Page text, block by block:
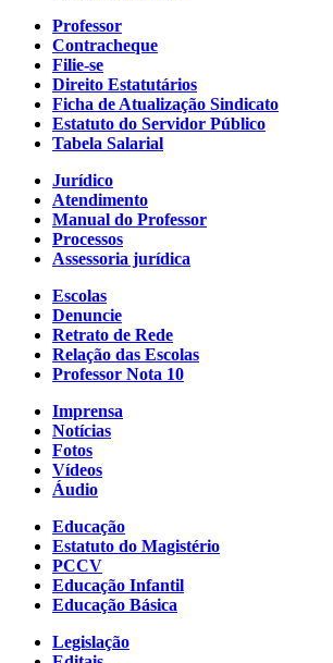
Professor
Contracheque
Filie-se
Direito Estatutários
Ficha de Atualização Sindicato
Estatuto do Servidor Público
Tabela Salarial
Jurídico
Atendimento
Manual do Professor
Processos
Assessoria jurídica
Escolas
Denuncie
Retrato de Rede
Relação das Escolas
Professor Nota 10
Imprensa
Notícias
Fotos
Vídeos
Áudio
Educação
Estatuto do Magistério
PCCV
Educação Infantil
Educação Básica
Legislação